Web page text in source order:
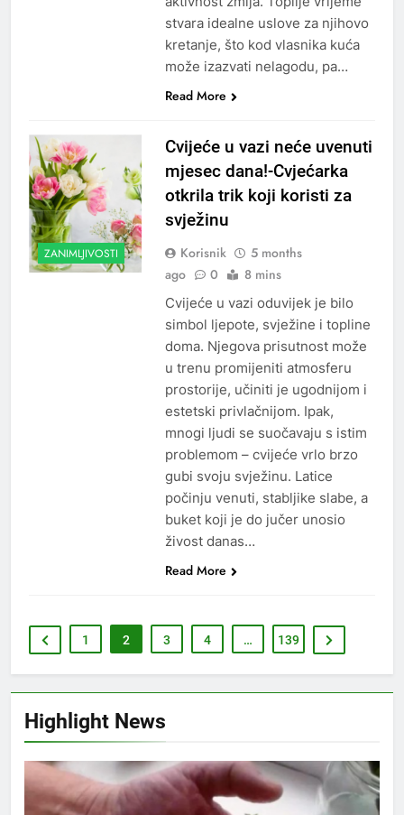
Highlight News
stvara idealne uslove za njihovo
kretanje, što kod vlasnika kuća
može izazvati nelagodu, pa…
Read More
ZANIMLJIVOSTI
Cvijeće u vazi neće uvenuti
mjesec dana!-Cvjećarka
otkrila trik koji koristi za
svježinu
Korisnik
5 months
ago
0 8 mins
Cvijeće u vazi oduvijek je bilo
simbol ljepote, svježine i topline
doma. Njegova prisutnost može
u trenu promijeniti atmosferu
prostorije, učiniti je ugodnijom i
estetski privlačnijom. Ipak,
mnogi ljudi se suočavaju s istim
problemom – cvijeće vrlo brzo
gubi svoju svježinu. Latice
počinju venuti, stabljike slabe, a
buket koji je do jučer unosio
živost danas…
Read More
1 2 3 4 … 139